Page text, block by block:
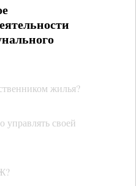
жилья?
управлять своей